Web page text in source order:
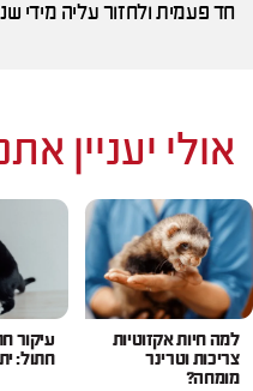
חד פעמית ולחזור עליה מידי
אולי יעניין
למה חיות אקזוטיות
צריכות וטרינר
מומחה?
עיקור
חתול: